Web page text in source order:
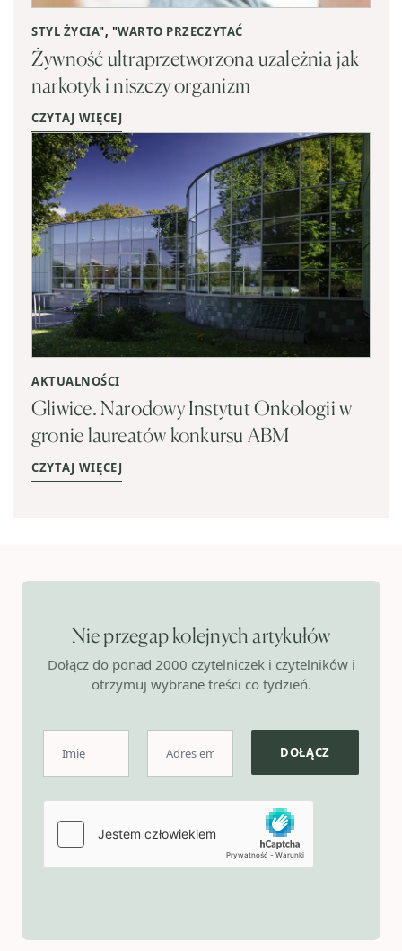
STYL ŻYCIA", "WARTO PRZECZYTAĆ
Żywność ultraprzetworzona uzależnia jak
narkotyk i niszczy organizm
CZYTAJ WIĘCEJ
AKTUALNOŚCI
Gliwice. Narodowy Instytut Onkologii w
gronie laureatów konkursu ABM
CZYTAJ WIĘCEJ
Nie przegap kolejnych artykułów
Dołącz do ponad 2000 czytelniczek i czytelników i
otrzymuj wybrane treści co tydzień.